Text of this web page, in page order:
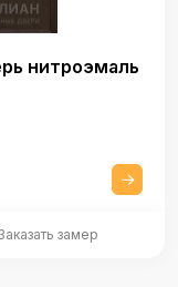
нитроэмаль
замер